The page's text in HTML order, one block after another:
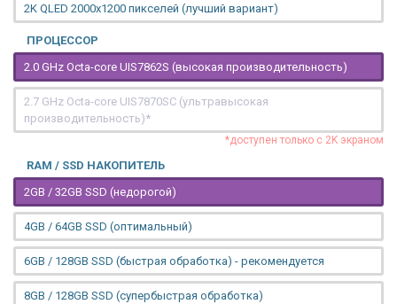
2K QLED 2000х1200 пикселей (лучший вариант)
ПРОЦЕССОР
2.0 GHz Octa-core UIS7862S (высокая производительность)
2.7 GHz Octa-core UIS7870SC (ультравысокая
производительность)*
*доступен только с 2K экраном
RAM / SSD НАКОПИТЕЛЬ
2GB / 32GB SSD (недорогой)
4GB / 64GB SSD (оптимальный)
6GB / 128GB SSD (быстрая обработка) - рекомендуется
8GB / 128GB SSD (супербыстрая обработка)